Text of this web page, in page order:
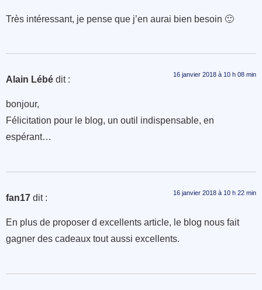
Très intéressant, je pense que j’en aurai bien besoin 🙂
Alain Lébé dit : 16 janvier 2018 à 10 h 08 min
bonjour,
Félicitation pour le blog, un outil indispensable, en
espérant…
fan17 dit : 16 janvier 2018 à 10 h 22 min
En plus de proposer d excellents article, le blog nous fait
gagner des cadeaux tout aussi excellents.